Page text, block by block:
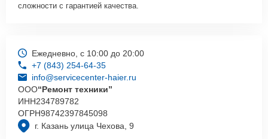
сложности с гарантией качества.
г. Казань улица Чехова, 9
Ежедневно, с 10:00 до 20:00
+7 (843) 254-64-35
info@servicecenter-haier.ru
ООО“Ремонт техники”
ИНН234789782
ОГРН98742397845098